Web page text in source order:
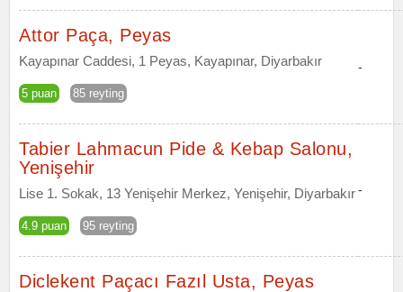
Attor Paça, Peyas
Kayapınar Caddesi, 1 Peyas, Kayapınar, Diyarbakır
5 puan 85 reyting
-
Tabier Lahmacun Pide & Kebap Salonu,
Yenişehir
Lise 1. Sokak, 13 Yenişehir Merkez, Yenişehir, Diyarbakır
4.9 puan 95 reyting
-
Diclekent Paçacı Fazıl Usta, Peyas